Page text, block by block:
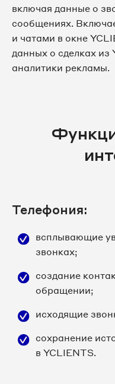
включая данные о
сообщениях.
и чатами в окне
данных о сделках из
аналитики рекламы.
Телефония:
всплывающие
звонках;
создание
обращении;
исходящие
сохранение
в YCLIENTS.